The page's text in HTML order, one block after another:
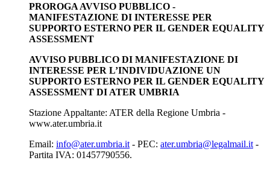
PROROGA AVVISO PUBBLICO -
MANIFESTAZIONE DI INTERESSE PER
SUPPORTO ESTERNO PER IL GENDER EQUALITY
ASSESSMENT
AVVISO PUBBLICO DI MANIFESTAZIONE DI
INTERESSE PER L’INDIVIDUAZIONE UN
SUPPORTO ESTERNO PER IL GENDER EQUALITY
ASSESSMENT DI ATER UMBRIA
Stazione Appaltante: ATER della Regione Umbria -
www.ater.umbria.it
Email: info@ater.umbria.it - PEC: ater.umbria@legalmail.it -
Partita IVA: 01457790556.